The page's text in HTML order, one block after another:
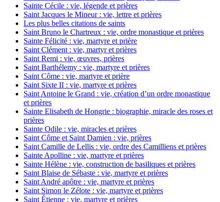
Sainte Cécile : vie, légende et prières
Saint Jacques le Mineur : vie, lettre et prières
Les plus belles citations de saints
Saint Bruno le Chartreux : vie, ordre monastique et prières
Sainte Félicité : vie, martyre et prière
Saint Clément : vie, martyr et prières
Saint Remi : vie, œuvres, prières
Saint Barthélemy : vie, martyre et prières
Saint Côme : vie, martyre et prière
Saint Sixte II : vie, martyre et prières
Saint Antoine le Grand : vie, création d’un ordre monastique
et prières
Sainte Elisabeth de Hongrie : biographie, miracle des roses et
prières
Sainte Odile : vie, miracles et prières
Saint Côme et Saint Damien : vie, prières
Saint Camille de Lellis : vie, ordre des Camilliens et prières
Sainte Apolline : vie, martyre et prières
Sainte Hélène : vie, construction de basiliques et prières
Saint Blaise de Sébaste : vie, martyre et prières
Saint André apôtre : vie, martyre et prières
Saint Simon le Zélote : vie, martyre et prières
Saint Étienne : vie, martyre et prières